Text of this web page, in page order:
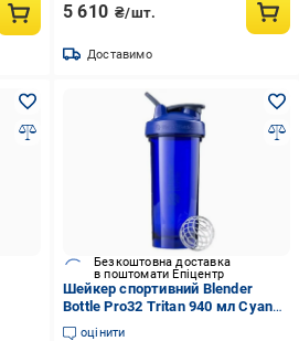
5 610 ₴/шт.
Доставимо
Безкоштовна доставка
в поштомати Епіцентр
Шейкер спортивний Blender
Bottle Pro32 Tritan 940 мл Cyan
(Pro32 Cyan)
оцінити